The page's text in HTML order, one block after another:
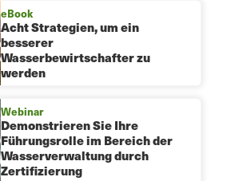
eBook
Acht Strategien, um ein
besserer
Wasserbewirtschafter zu
werden
Webinar
Demonstrieren Sie Ihre
Führungsrolle im Bereich der
Wasserverwaltung durch
Zertifizierung